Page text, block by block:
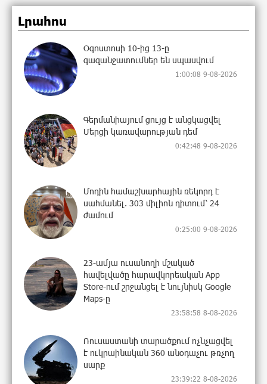
Լրահոս
Օգոստոսի 10-ից 13-ը
գազանջատումներ են սպասվում
1:00:08 9-08-2026
Գերմանիայում ցույց է անցկացվել
Մերցի կառավարության դեմ
0:42:48 9-08-2026
Մոդին համաշխարհային ռեկորդ է
սահմանել. 303 միլիոն դիտում՝ 24
ժամում
0:25:00 9-08-2026
23-ամյա ուսանողի մշակած
հավելվածը հարավկորեական App
Store-ում շրջանցել է նույնիսկ Google
Maps-ը
23:58:58 8-08-2026
Ռուսաստանի տարածքում ոչնչացվել
է ուկրաինական 360 անօդաչու թռչող
սարք
23:39:22 8-08-2026